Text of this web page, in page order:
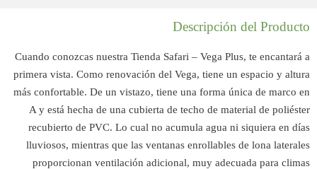
Cuando
primera vista.
más confortable.
A y está
recubierto de
lluviosos,
proporcionan